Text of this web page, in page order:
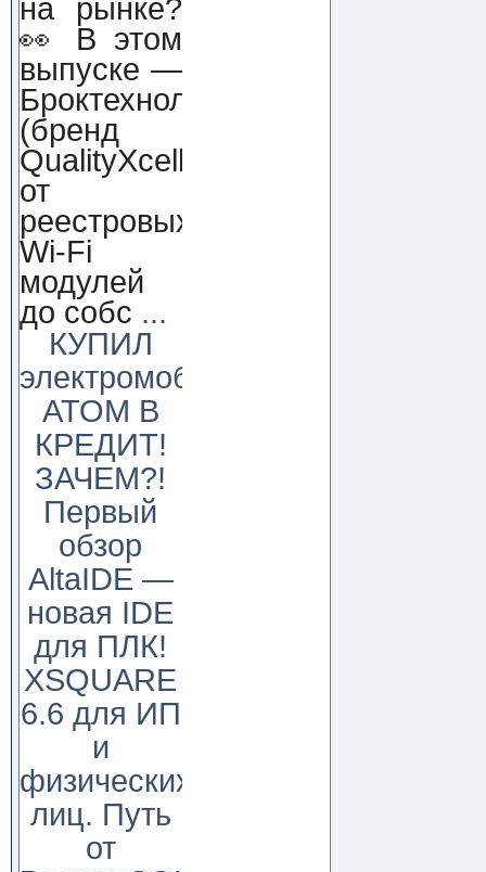
на рынке?
👀 В этом
выпуске —
Броктехнолоджи
(бренд
QualityXcellence):
от
реестровых
Wi-Fi
модулей
до собс ...
КУПИЛ
электромобиль
АТОМ В
КРЕДИТ!
ЗАЧЕМ?!
Первый
обзор
AltaIDE —
новая IDE
для ПЛК!
XSQUARE
6.6 для ИП
и
физических
лиц. Путь
от